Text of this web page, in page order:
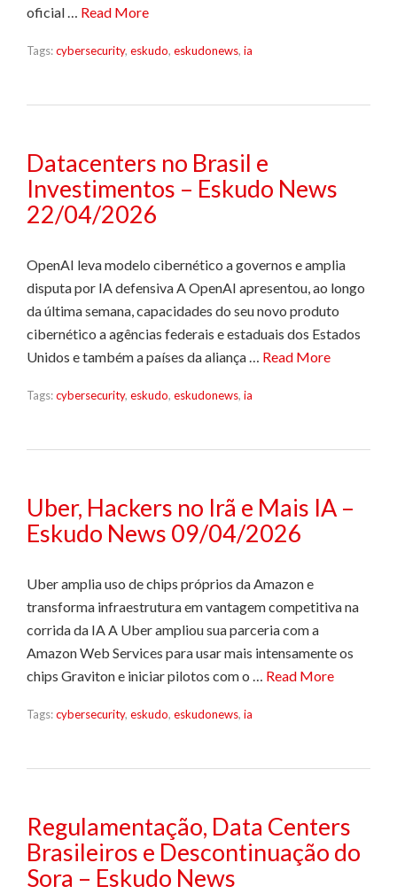
oficial … Read More
Tags:cybersecurity, eskudo, eskudonews, ia
Datacenters no Brasil e
Investimentos – Eskudo News
22/04/2026
OpenAI leva modelo cibernético a governos e amplia
disputa por IA defensiva A OpenAI apresentou, ao longo
da última semana, capacidades do seu novo produto
cibernético a agências federais e estaduais dos Estados
Unidos e também a países da aliança … Read More
Tags:cybersecurity, eskudo, eskudonews, ia
Uber, Hackers no Irã e Mais IA –
Eskudo News 09/04/2026
Uber amplia uso de chips próprios da Amazon e
transforma infraestrutura em vantagem competitiva na
corrida da IA A Uber ampliou sua parceria com a
Amazon Web Services para usar mais intensamente os
chips Graviton e iniciar pilotos com o … Read More
Tags:cybersecurity, eskudo, eskudonews, ia
Regulamentação, Data Centers
Brasileiros e Descontinuação do
Sora – Eskudo News